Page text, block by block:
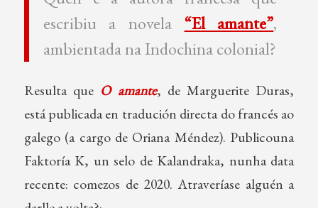
escribiu a novela “El amante”,
ambientada na Indochina colonial?
Resulta que O amante, de Marguerite Duras,
está publicada en tradución directa do francés ao
galego (a cargo de Oriana Méndez). Publicouna
Faktoría K, un selo de Kalandraka, nunha data
recente: comezos de 2020. Atraveríase alguén a